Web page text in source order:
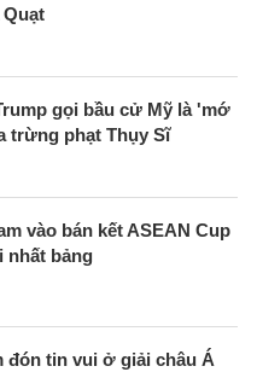
Quạt
gọi bầu cử Mỹ là 'mớ
trừng phạt Thụy Sĩ
vào bán kết ASEAN Cup
nhất bảng
đón tin vui ở giải châu Á